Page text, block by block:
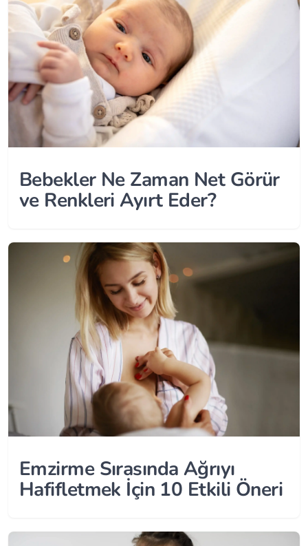
Bebekler Ne Zaman Net Görür
ve Renkleri Ayırt Eder?
Emzirme Sırasında Ağrıyı
Hafifletmek İçin 10 Etkili Öneri